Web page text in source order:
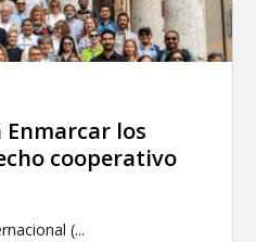
Enmarcar los
cooperativo
(...